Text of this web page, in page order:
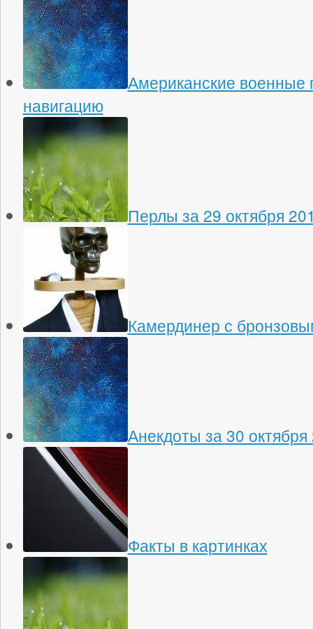
Американские военные
навигацию
Перлы за 29 октября
Камердинер с
Анекдоты за 30 октября
Факты в картинках